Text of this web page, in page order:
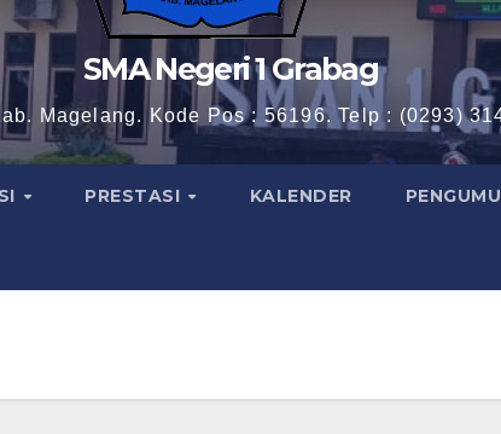
SMA Negeri 1 Grabag
Magelang. Kode Pos : 56196. Telp : (0293)
PRESTASI KALENDER